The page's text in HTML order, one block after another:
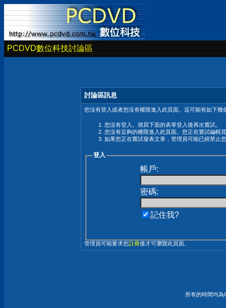
PCDVD數位科技討論區
討論區訊息
您沒有登入或者您沒有權限進入此頁面。這可能有如下幾
您沒有登入。填寫下面的表單登入後再次嘗試。
您沒有足夠的權限進入此頁面。您正在嘗試編輯
如果您正在嘗試發表文章，管理員可能已經禁止
登入
帳戶:
密碼:
記住我?
管理員可能要求您註冊後才可瀏覽此頁面。
所有的時間均為